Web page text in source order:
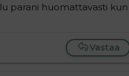
parani huomattavasti kun
Vastaa